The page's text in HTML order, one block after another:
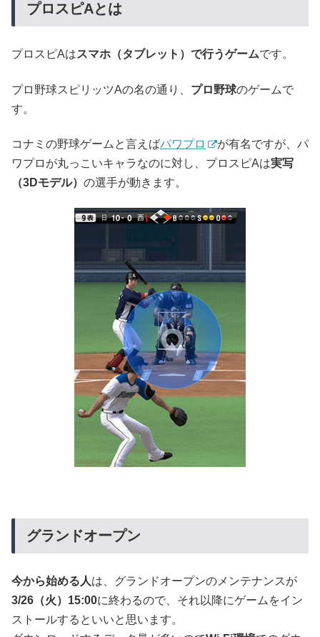
プロスピAとは
プロスピAはスマホ（タブレット）で行うゲームです。
プロ野球スピリッツAの名の通り、 プロ野球のゲームで
す。
コナミの野球ゲームと言えばパワプロ
が有名ですが、パ
ワプロが丸っこいキャラなのに対し、プロスピAは実写
（3Dモデル） の選手が動きます。
グランドオープン
今から始める人は、グランドオープンのメンテナンスが
3/26（火）15:00に終わるので、それ以降にゲームをイン
ストールするといいと思います。